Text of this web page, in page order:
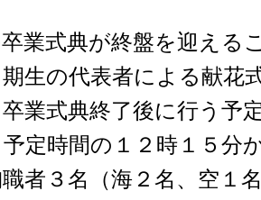
業式典が終盤を迎える
生の代表者による献花
業式典終了後に行う予
定時間の１２時１５分
者３名（海２名、空１